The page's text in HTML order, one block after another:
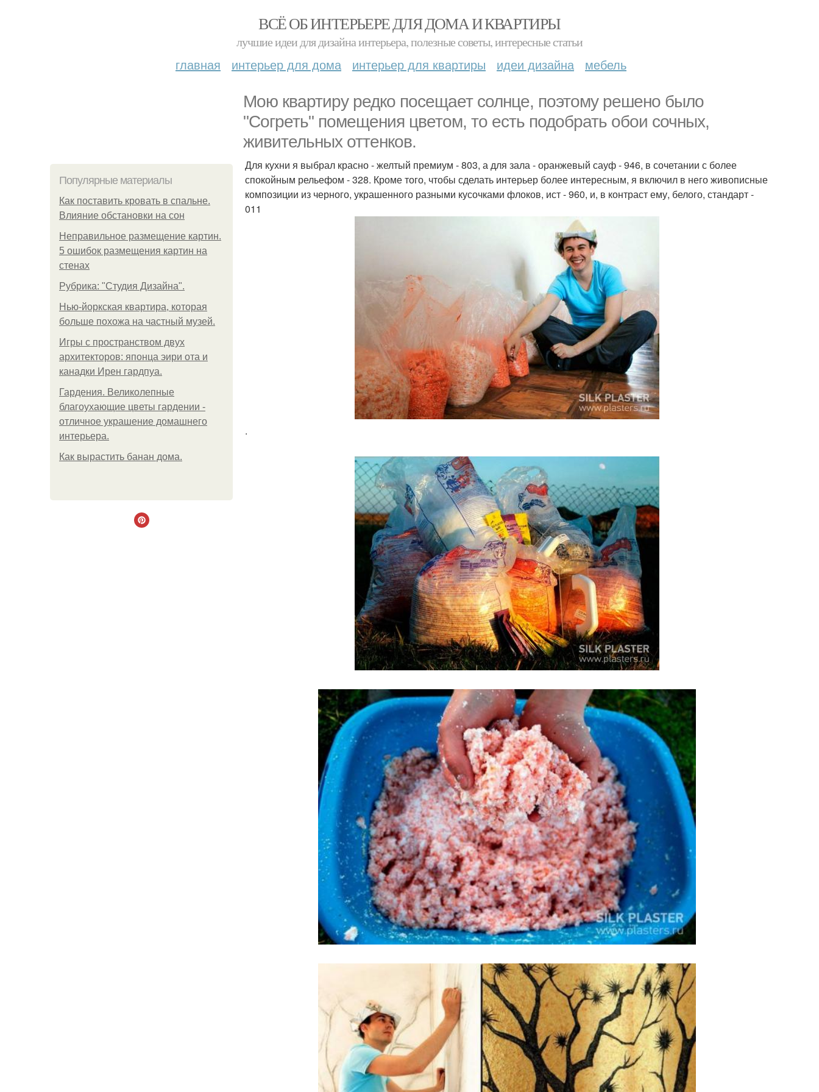
ВСЁ ОБ ИНТЕРЬЕРЕ ДЛЯ ДОМА И КВАРТИРЫ
лучшие идеи для дизайна интерьера, полезные советы, интересные статьи
главная интерьер для дома интерьер для квартиры идеи дизайна мебель
Мою квартиру редко посещает солнце, поэтому решено было
"Согреть" помещения цветом, то есть подобрать обои сочных,
живительных оттенков.
Популярные материалы
Как поставить кровать в спальне.
Влияние обстановки на сон
Неправильное размещение картин.
5 ошибок размещения картин на
стенах
Рубрика: "Студия Дизайна".
Нью-йоркская квартира, которая
больше похожа на частный музей.
Игры с пространством двух
архитекторов: японца эири ота и
канадки Ирен гардпуа.
Гардения. Великолепные
благоухающие цветы гардении -
отличное украшение домашнего
интерьера.
Как вырастить банан дома.
Для кухни я выбрал красно - желтый премиум - 803, а для зала - оранжевый сауф - 946, в сочетании с более
спокойным рельефом - 328. Кроме того, чтобы сделать интерьер более интересным, я включил в него живописные
композиции из черного, украшенного разными кусочками флоков, ист - 960, и, в контраст ему, белого, стандарт -
011
.